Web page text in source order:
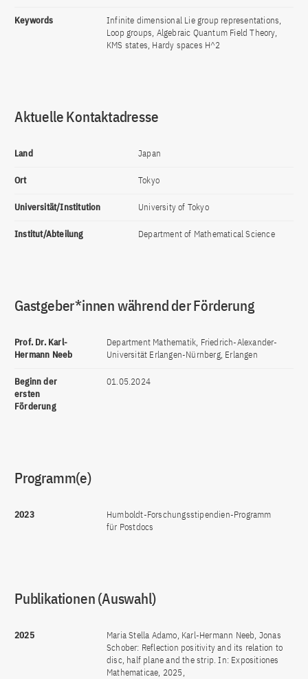
Keywords
Infinite dimensional Lie group representations,
Loop groups, Algebraic Quantum Field Theory,
KMS states, Hardy spaces H^2
Aktuelle Kontaktadresse
Land Japan
Ort Tokyo
Universität/Institution University of Tokyo
Institut/Abteilung Department of Mathematical Science
Gastgeber*innen während der Förderung
Prof. Dr. Karl-
Hermann Neeb
Department Mathematik, Friedrich-Alexander-
Universität Erlangen-Nürnberg, Erlangen
Beginn der
ersten
Förderung
01.05.2024
Programm(e)
2023
Humboldt-Forschungsstipendien-Programm
für Postdocs
Publikationen (Auswahl)
2025
Maria Stella Adamo, Karl-Hermann Neeb, Jonas
Schober: Reflection positivity and its relation to
disc, half plane and the strip. In: Expositiones
Mathematicae, 2025,